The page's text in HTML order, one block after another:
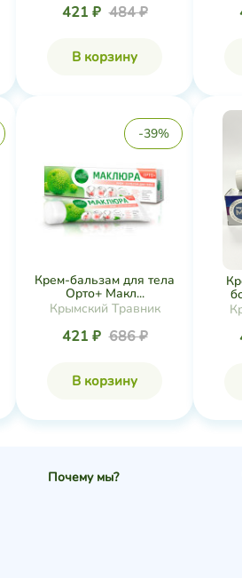
421 ₽ 484 ₽
В корзину
-39%
Крем-бальзам для тела
Орто+ Макл...
Крымский Травник
421 ₽ 686 ₽
В корзину
Почему мы?